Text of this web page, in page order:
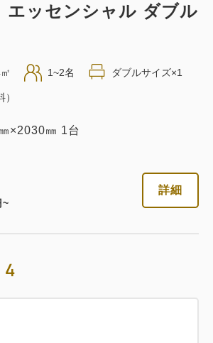
ッセンシャル ダブル
1~2名 ダブルサイズ×1
×2030㎜ 1台
~
詳細
4